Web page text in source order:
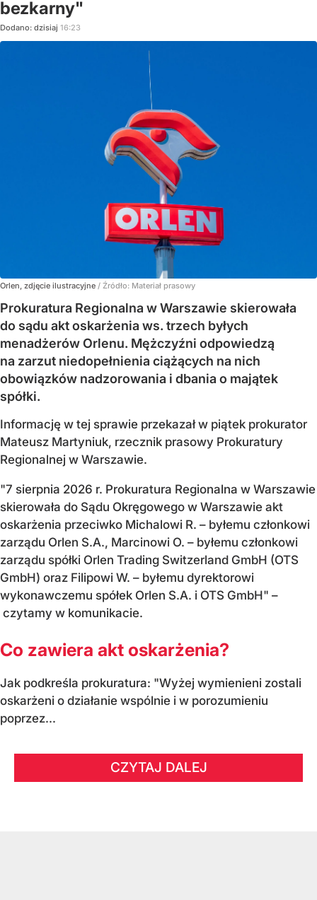
bezkarny"
Dodano: dzisiaj 16:23
Orlen, zdjęcie ilustracyjne / Źródło: Materiał prasowy
Prokuratura Regionalna w Warszawie skierowała
do sądu akt oskarżenia ws. trzech byłych
menadżerów Orlenu. Mężczyźni odpowiedzą
na zarzut niedopełnienia ciążących na nich
obowiązków nadzorowania i dbania o majątek
spółki.
Informację w tej sprawie przekazał w piątek prokurator
Mateusz Martyniuk, rzecznik prasowy Prokuratury
Regionalnej w Warszawie.
"7 sierpnia 2026 r. Prokuratura Regionalna w Warszawie
skierowała do Sądu Okręgowego w Warszawie akt
oskarżenia przeciwko Michalowi R. – byłemu członkowi
zarządu Orlen S.A., Marcinowi O. – byłemu członkowi
zarządu spółki Orlen Trading Switzerland GmbH (OTS
GmbH) oraz Filipowi W. – byłemu dyrektorowi
wykonawczemu spółek Orlen S.A. i OTS GmbH" –
czytamy w komunikacie.
Co zawiera akt oskarżenia?
Jak podkreśla prokuratura: "Wyżej wymienieni zostali
oskarżeni o działanie wspólnie i w porozumieniu
poprzez...
CZYTAJ DALEJ